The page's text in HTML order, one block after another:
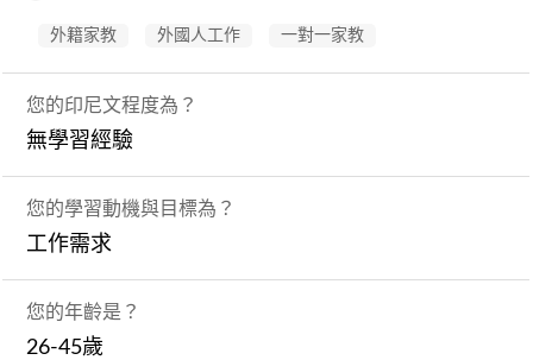
外籍家教 外國人工作 一對一家教
您的印尼文程度為？
無學習經驗
您的學習動機與目標為？
工作需求
您的年齡是？
26-45歲